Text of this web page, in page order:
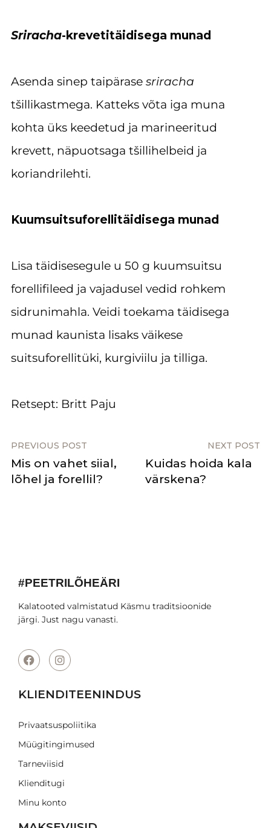
Sriracha-krevetitäidisega munad
Asenda sinep taipärase sriracha
tšillikastmega. Katteks võta iga muna
kohta üks keedetud ja marineeritud
krevett, näpuotsaga tšillihelbeid ja
koriandrilehti.
Kuumsuitsuforellitäidisega munad
Lisa täidisesegule u 50 g kuumsuitsu
forellifileed ja vajadusel vedid rohkem
sidrunimahla. Veidi toekama täidisega
munad kaunista lisaks väikese
suitsuforellitüki, kurgiviilu ja tilliga.
Retsept: Britt Paju
PREVIOUS POST NEXT POST
Mis on vahet siial,
lõhel ja forellil?
Kuidas hoida kala
värskena?
#PEETRILÕHEÄRI
Kalatooted valmistatud Käsmu traditsioonide
järgi. Just nagu vanasti.
KLIENDITEENINDUS
Privaatsuspoliitika
Müügitingimused
Tarneviisid
Klienditugi
Minu konto